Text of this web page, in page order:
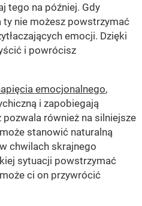
tego na później. Gdy
ty nie możesz powstrzymać
emocji. Dzięki
i powrócisz
emocjonalnego,
i zapobiegają
pozwala również na silniejsze
stanowić naturalną
chwilach skrajnego
sytuacji powstrzymać
ci on przywrócić